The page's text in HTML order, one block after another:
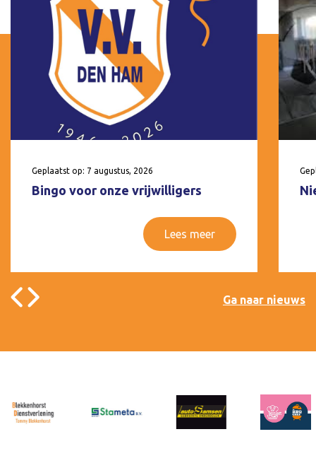
Geplaatst op: 7 augustus, 2026
Bingo voor onze vrijwilligers
Lees meer
Ga naar nieuws